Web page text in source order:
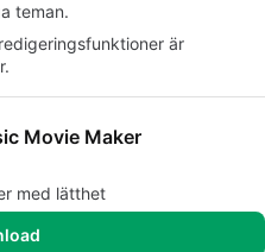
teman.
är
Movie Maker
med lätthet